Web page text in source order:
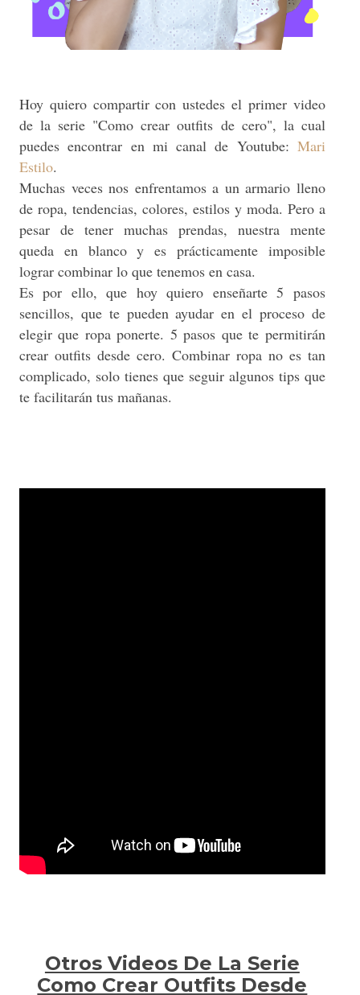
Hoy quiero compartir con ustedes el primer video
de la serie "Como crear outfits de cero", la cual
puedes encontrar en mi canal de Youtube: Mari
Estilo.
Muchas veces nos enfrentamos a un armario lleno
de ropa, tendencias, colores, estilos y moda. Pero a
pesar de tener muchas prendas, nuestra mente
queda en blanco y es prácticamente imposible
lograr combinar lo que tenemos en casa.
Es por ello, que hoy quiero enseñarte 5 pasos
sencillos, que te pueden ayudar en el proceso de
elegir que ropa ponerte. 5 pasos que te permitirán
crear outfits desde cero. Combinar ropa no es tan
complicado, solo tienes que seguir algunos tips que
te facilitarán tus mañanas.
Otros Videos De La Serie
Como Crear Outfits Desde